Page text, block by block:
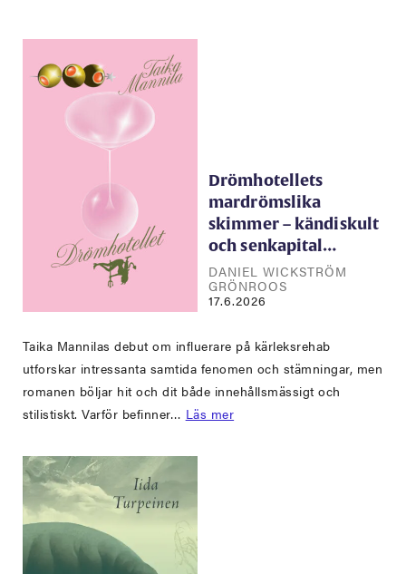
Drömhotellets
mardrömslika
skimmer – kändiskult
och senkapital…
DANIEL WICKSTRÖM
GRÖNROOS
17.6.2026
Taika Mannilas debut om influerare på kärleksrehab
utforskar intressanta samtida fenomen och stämningar, men
romanen böljar hit och dit både innehållsmässigt och
stilistiskt. Varför befinner… Läs mer